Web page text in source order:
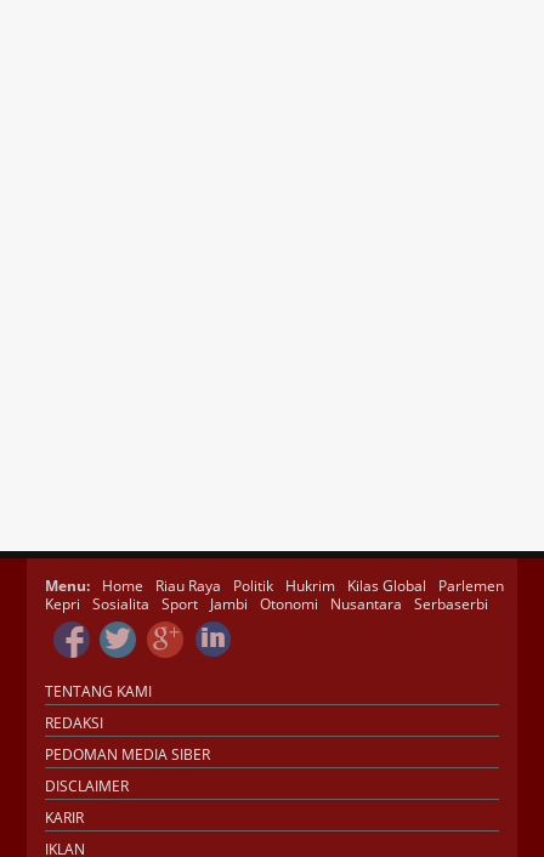
Menu: Home Riau Raya Politik Hukrim Kilas Global
Parlemen
Kepri
Sosialita Sport Jambi Otonomi Nusantara Serbaserbi
TENTANG KAMI
REDAKSI
PEDOMAN MEDIA SIBER
DISCLAIMER
KARIR
IKLAN